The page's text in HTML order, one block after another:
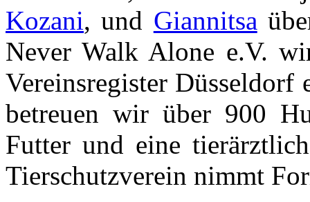
Kozani, und Giannitsa
Never Walk Alone e.V.
Vereinsregister Düsseldorf
betreuen wir über 900
Futter und eine
Tierschutzverein nimmt